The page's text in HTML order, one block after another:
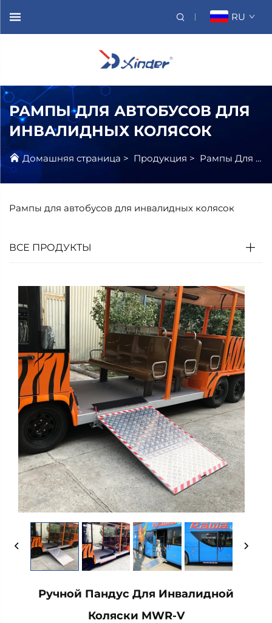
RU
РАМПЫ ДЛЯ АВТОБУСОВ ДЛЯ
ИНВАЛИДНЫХ КОЛЯСОК
Домашняя страница > Продукция > Рампы Для Инвалидных Колясок
Рампы для автобусов для инвалидных колясок
ВСЕ ПРОДУКТЫ
Ручной Пандус Для Инвалидной
Коляски MWR-V